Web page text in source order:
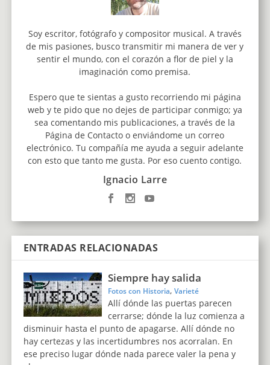
Soy escritor, fotógrafo y compositor musical. A través
de mis pasiones, busco transmitir mi manera de ver y
sentir el mundo, con el corazón a flor de piel y la
imaginación como premisa.
Espero que te sientas a gusto recorriendo mi página
web y te pido que no dejes de participar conmigo; ya
sea comentando mis publicaciones, a través de la
Página de Contacto o enviándome un correo
electrónico. Tu compañía me ayuda a seguir adelante
con esto que tanto me gusta. Por eso cuento contigo.
Ignacio Larre
ENTRADAS RELACIONADAS
Siempre hay salida
Fotos con Historia, Varieté
Allí dónde las puertas parecen
cerrarse; dónde la luz comienza a
disminuir hasta el punto de apagarse. Allí dónde no
hay certezas y las incertidumbres nos acorralan. En
ese preciso lugar dónde nada parece valer la pena y